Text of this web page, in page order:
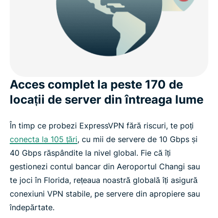
Acces complet la peste 170 de
locații de server din întreaga lume
În timp ce probezi ExpressVPN fără riscuri, te poți
conecta la 105 țări, cu mii de servere de 10 Gbps și
40 Gbps răspândite la nivel global. Fie că îți
gestionezi contul bancar din Aeroportul Changi sau
te joci în Florida, rețeaua noastră globală îți asigură
conexiuni VPN stabile, pe servere din apropiere sau
îndepărtate.